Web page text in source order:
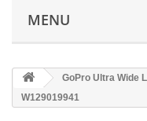
MENU
GoPro Ultra Wide
W129019941